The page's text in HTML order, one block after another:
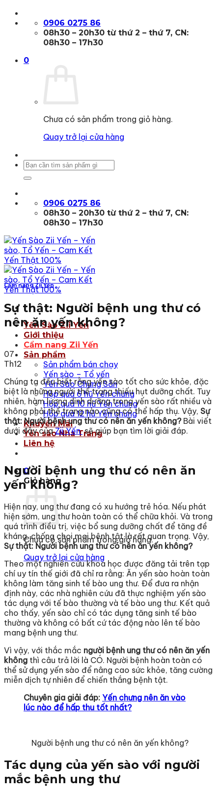
qua
0906 0275 86
08h30 – 20h30 từ thứ 2 – thứ 7, CN:
08h30 – 17h30
0
Chưa có sản phẩm trong giỏ hàng.
Quay trở lại cửa hàng
Tìm
0906 0275 86
08h30 – 20h30 từ thứ 2 – thứ 7, CN:
08h30 – 17h30
Yến Sào Zii Yến
Giới thiệu
Cẩm nang Zii Yến
Sản phẩm
Sản phẩm bán chạy
Yến sào – Tổ yến
Yến Sào Chưng Sẵn
Hộp quà 6 hũ Yến chưng
Hộp quà 10 hũ Yến chưng
Hộp quà 12 hũ Yến chưng
Khuyến Mãi
Yến sào Nha Trang
Liên hệ
0
Giỏ hàng
Chưa có sản phẩm trong giỏ hàng.
Quay trở lại cửa hàng
Cẩm nang Zii Yến
Sự thật: Người bệnh ung thư có
nên ăn yến không?
07
Th12
Chúng ta đều biết rằng yến sào tốt cho sức khỏe, đặc
biệt là những người thể trạng thiếu hụt dưỡng chất. Tuy
nhiên, hàm lượng dinh dưỡng trong yến sào rất nhiều và
không phải thể trạng nào cũng có thể hấp thụ. Vậy, Sự
thật: Người bệnh ung thư có nên ăn yến không?Bài viết
dưới đây củaZii Yếnsẽ giúp bạn tìm lời giải đáp.
Người bệnh ung thư có nên ăn
yến không?
Hiện nay, ung thư đang có xu hướng trẻ hóa. Nếu phát
hiện sớm, ung thư hoàn toàn có thể chữa khỏi. Và trong
quá trình điều trị, việc bổ sung dưỡng chất để tăng đề
kháng, chống chọi mọi bệnh tật là rất quan trọng. Vậy,
Sự thật: Người bệnh ung thư có nên ăn yến không?
Theo một nghiên cứu khoa học được đăng tải trên tạp
chí uy tín thế giới đã chỉ ra rằng: Ăn yến sào hoàn toàn
không làm tăng sinh tế bào ung thư. Để đưa ra nhận
định này, các nhà nghiên cứu đã thực nghiệm yến sào
tác dụng với tế bào thường và tế bào ung thư. Kết quả
cho thấy, yến sào chỉ có tác dụng tăng sinh tế bào
thường và không có bất cứ tác động nào lên tế bào
mang bệnh ung thư.
Vì vậy, với thắc mắc người bệnh ung thư có nên ăn yến
không thì câu trả lời là CÓ. Người bệnh hoàn toàn có
thể sử dụng yến sào để nâng cao sức khỏe, tăng cường
miễn dịch tự nhiên để chiến thắng bệnh tật.
Chuyên gia giải đáp: Yến chưng nên ăn vào
lúc nào để hấp thu tốt nhất?
Người bệnh ung thư có nên ăn yến không?
Tác dụng của yến sào với người
mắc bệnh ung thư